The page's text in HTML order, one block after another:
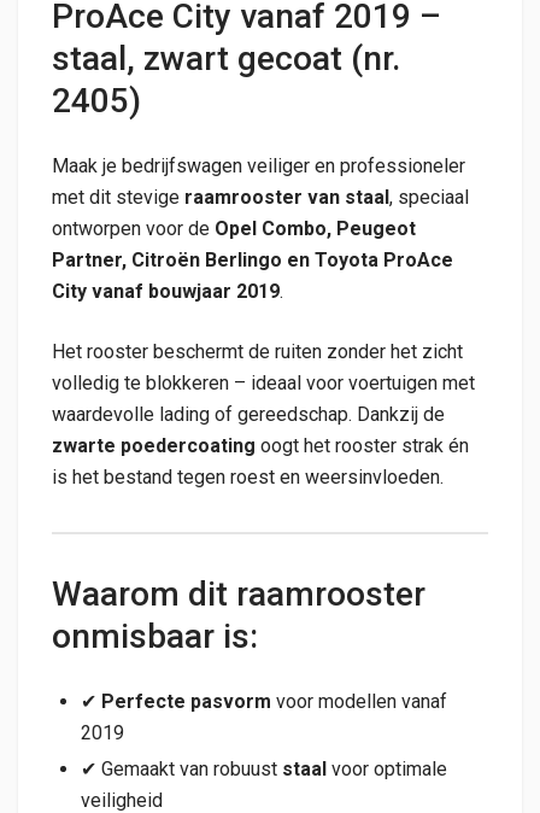
ProAce City vanaf 2019 –
staal, zwart gecoat (nr.
2405)
Maak je bedrijfswagen veiliger en professioneler
met dit stevige raamrooster van staal, speciaal
ontworpen voor de Opel Combo, Peugeot
Partner, Citroën Berlingo en Toyota ProAce
City vanaf bouwjaar 2019.
Het rooster beschermt de ruiten zonder het zicht
volledig te blokkeren – ideaal voor voertuigen met
waardevolle lading of gereedschap. Dankzij de
zwarte poedercoating oogt het rooster strak én
is het bestand tegen roest en weersinvloeden.
Waarom dit raamrooster
onmisbaar is:
✔ Perfecte pasvorm voor modellen vanaf
2019
✔ Gemaakt van robuust staal voor optimale
veiligheid